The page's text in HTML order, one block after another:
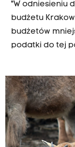
"W odniesieniu
budżetu
budżetów
podatki do tej
wyludnienia
przyrostu tych
nic wspólnego
ważne, aby